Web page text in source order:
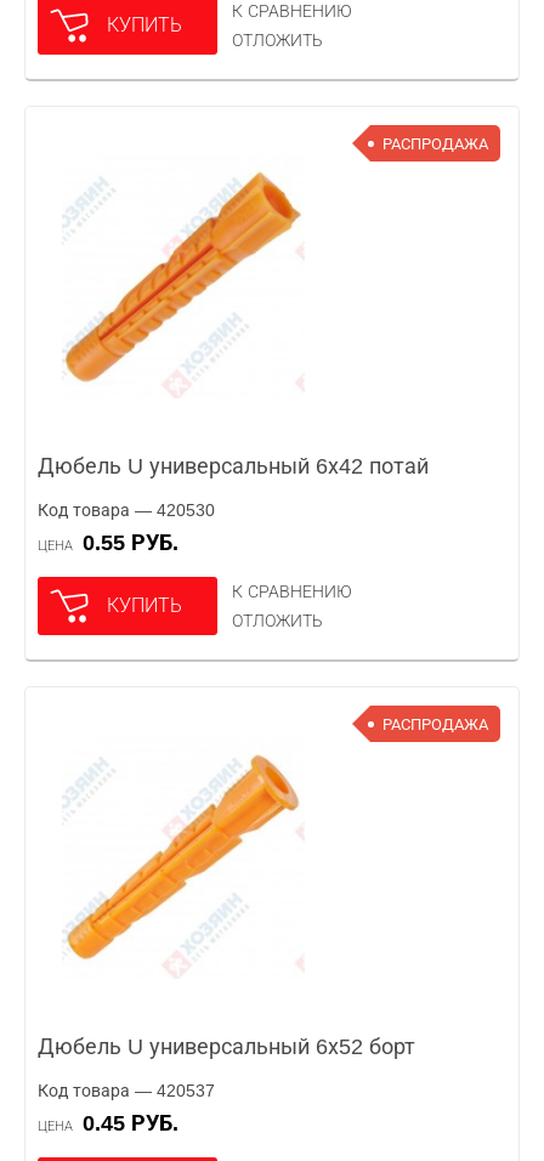
КУПИТЬ
К СРАВНЕНИЮ
ОТЛОЖИТЬ
РАСПРОДАЖА
Дюбель U универсальный 6х42 потай
Код товара — 420530
ЦЕНА 0.55 РУБ.
КУПИТЬ
К СРАВНЕНИЮ
ОТЛОЖИТЬ
РАСПРОДАЖА
Дюбель U универсальный 6х52 борт
Код товара — 420537
ЦЕНА 0.45 РУБ.